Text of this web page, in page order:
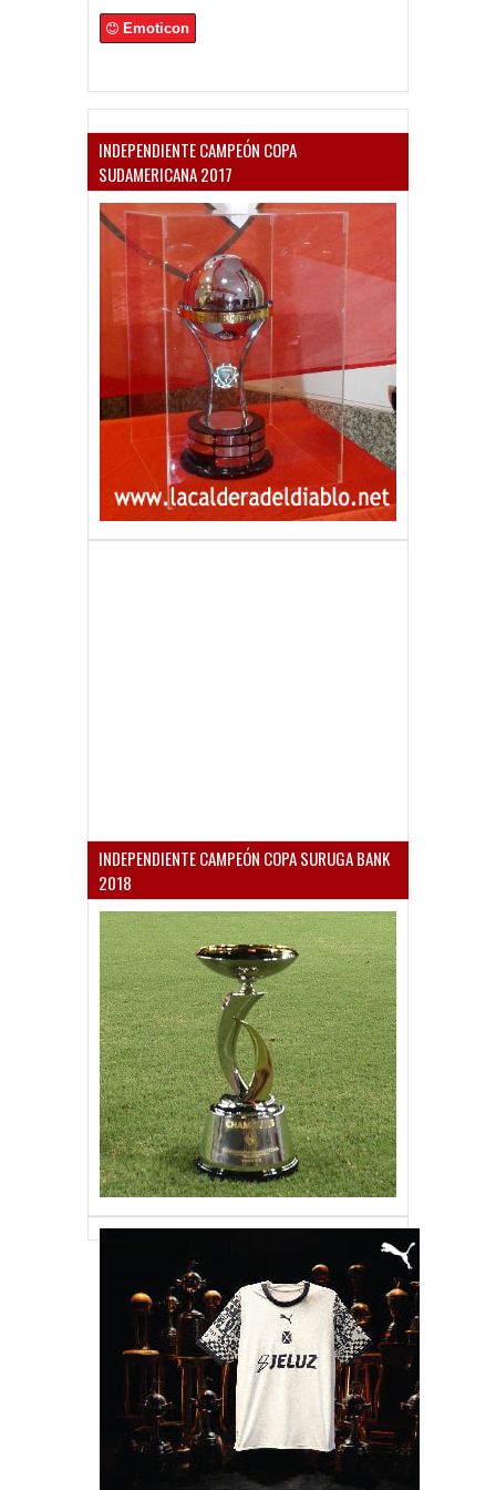
Emoticon
INDEPENDIENTE CAMPEÓN COPA
SUDAMERICANA 2017
INDEPENDIENTE CAMPEÓN COPA SURUGA BANK
2018